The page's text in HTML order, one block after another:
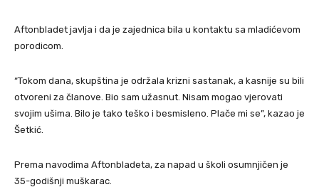
Aftonbladet javlja i da je zajednica bila u kontaktu sa mladićevom
porodicom.
“Tokom dana, skupština je održala krizni sastanak, a kasnije su bili
otvoreni za članove. Bio sam užasnut. Nisam mogao vjerovati
svojim ušima. Bilo je tako teško i besmisleno. Plače mi se”, kazao je
Šetkić.
Prema navodima Aftonbladeta, za napad u školi osumnjičen je
35-godišnji muškarac.